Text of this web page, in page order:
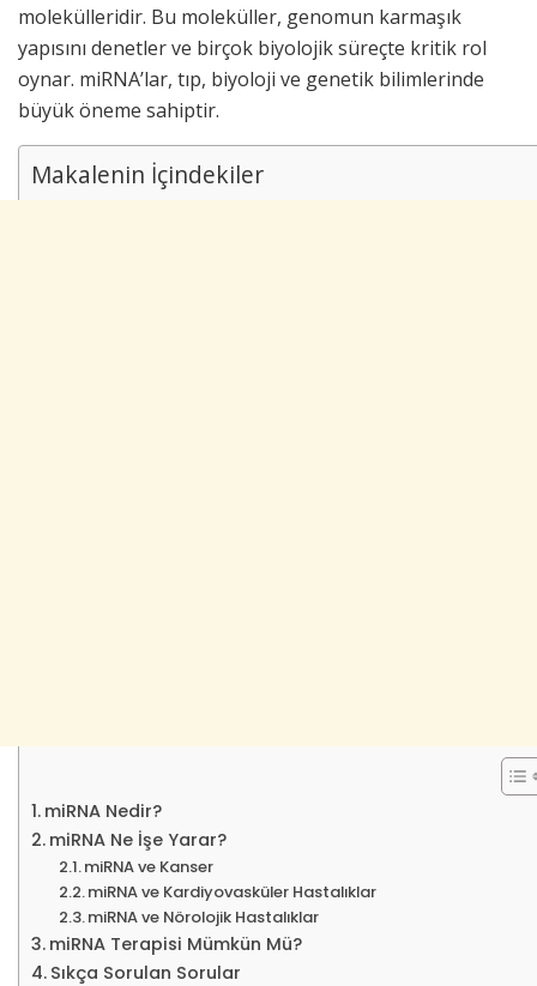
molekülleridir. Bu moleküller, genomun karmaşık
yapısını denetler ve birçok biyolojik süreçte kritik rol
oynar. miRNA’lar, tıp, biyoloji ve genetik bilimlerinde
büyük öneme sahiptir.
Makalenin İçindekiler
miRNA Nedir?
miRNA Ne İşe Yarar?
miRNA ve Kanser
miRNA ve Kardiyovasküler Hastalıklar
miRNA ve Nörolojik Hastalıklar
miRNA Terapisi Mümkün Mü?
Sıkça Sorulan Sorular